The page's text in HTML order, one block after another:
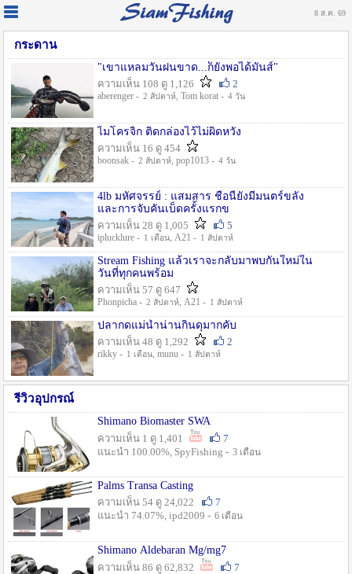
8 ส.ค. 69
กระดาน
"เขาแหลมวันฝนขาด...ก็ยังพอได้มันส์"
ความเห็น 108 ดู 1,126
2
aberenger - 2 สัปดาห์, Tom korat - 4 วัน
ไมโครจิ้ก ติดกล่องไว้ไม่ผิดหวัง
ความเห็น 16 ดู 454
boonsak - 2 สัปดาห์, pop1013 - 4 วัน
4lb มหัศจรรย์ : แสมสาร ชื่อนี้ยังมีมนตร์ขลัง
และการจับคันเบ็ดครั้งแรกข
ความเห็น 28 ดู 1,005
5
iplucklure - 1 เดือน, A21 - 1 สัปดาห์
Stream Fishing แล้วเราจะกลับมาพบกันใหม่ใน
วันที่ทุกคนพร้อม
ความเห็น 57 ดู 647
Phonpicha - 2 สัปดาห์, A21 - 1 สัปดาห์
ปลากดแม่น้ำน่านกินดุมากคับ
ความเห็น 48 ดู 1,292
2
rikky - 1 เดือน, munu - 1 สัปดาห์
รีวิวอุปกรณ์
Shimano Biomaster SWA
ความเห็น 1 ดู 1,401
7
แนะนำ 100.00%, SpyFishing - 3 เดือน
Palms Transa Casting
ความเห็น 54 ดู 24,022
7
แนะนำ 74.07%, ipd2009 - 6 เดือน
Shimano Aldebaran Mg/mg7
ความเห็น 86 ดู 62,832
7